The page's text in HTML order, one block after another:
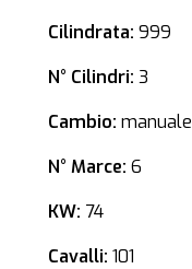
Cilindrata: 999
N° Cilindri: 3
Cambio: manuale
N° Marce: 6
KW: 74
Cavalli: 101